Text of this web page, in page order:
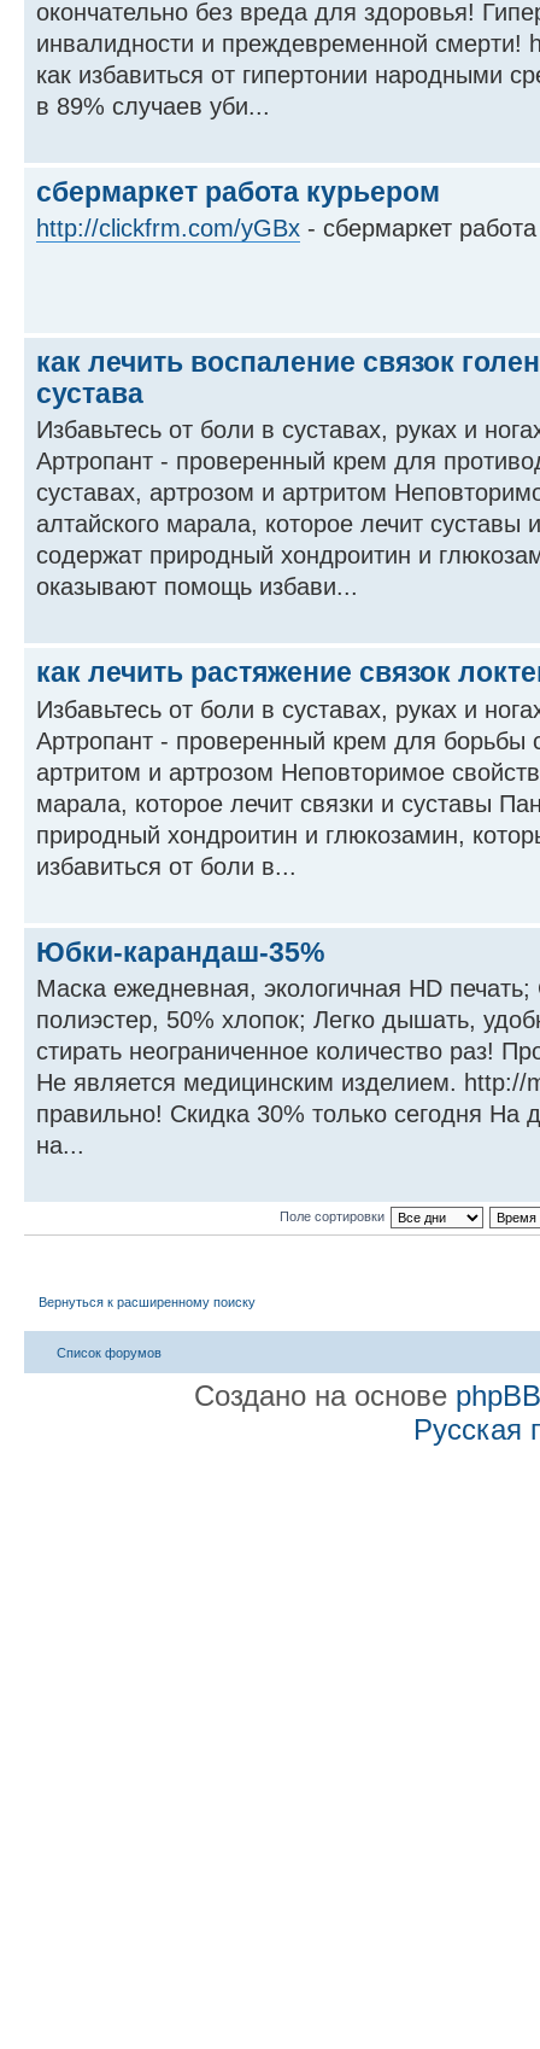
окончательно без вреда для здоровья!
инвалидности и преждевременной смерти!
как избавиться от гипертонии народными
в 89% случаев уби...
сбермаркет работа курьером
http://clickfrm.com/yGBx - сбермаркет
как лечить воспаление связок
сустава
Избавьтесь от боли в суставах, руках и
Артропант - проверенный крем для
суставах, артрозом и артритом
алтайского марала, которое лечит суставы
содержат природный хондроитин и
оказывают помощь избави...
как лечить растяжение связок
Избавьтесь от боли в суставах, руках и
Артропант - проверенный крем для борьбы
артритом и артрозом Неповторимое
марала, которое лечит связки и суставы
природный хондроитин и глюкозамин,
избавиться от боли в...
Юбки-карандаш-35%
Маска ежедневная, экологичная HD
полиэстер, 50% хлопок; Легко дышать,
стирать неограниченное количество раз!
Не является медицинским изделием. http://
правильно! Скидка 30% только сегодня На
на...
Поле сортировки
Вернуться к расширенному поиску
Список форумов
Создано на основе phpBB
Русская